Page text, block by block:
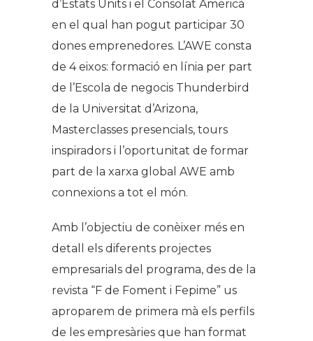
d’Estats Units i el Consolat Americà
en el qual han pogut participar 30
dones emprenedores. L’AWE consta
de 4 eixos: formació en línia per part
de l’Escola de negocis Thunderbird
de la Universitat d’Arizona,
Masterclasses presencials, tours
inspiradors i l’oportunitat de formar
part de la xarxa global AWE amb
connexions a tot el món.
Amb l’objectiu de conèixer més en
detall els diferents projectes
empresarials del programa, des de la
revista “F de Foment i Fepime” us
aproparem de primera mà els perfils
de les empresàries que han format